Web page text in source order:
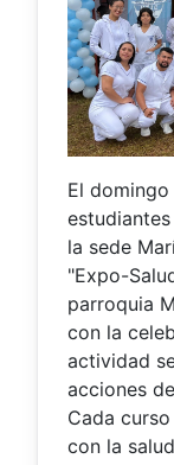
El
la sede
"Expo-
parroquia
con la
actividad
acciones
Cada
con la